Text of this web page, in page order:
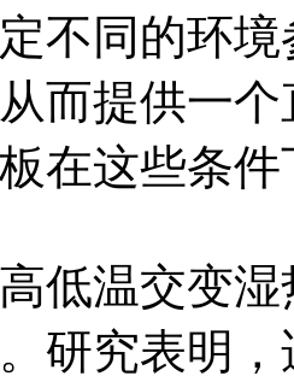
不同的环
而提供一
在这些条
低温交变
研究表明